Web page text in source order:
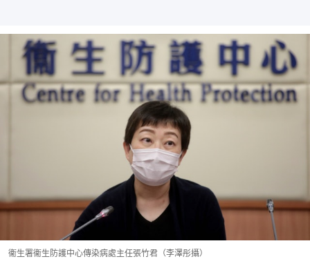
衞生署衞生防護中心傳染病處主任張竹君（李澤彤攝）